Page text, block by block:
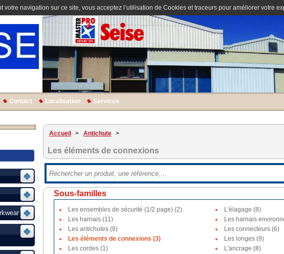
votre navigation sur ce site, vous acceptez l’utilisation de Cookies et traceurs pour améliorer votre
Contact Localisation Services
Accueil > Antichute >
Les éléments de connexions
Sous-familles
Les ensembles de sécurité (1/2 page) (2)
L'élagage (8)
Les harnais (11)
Les harnais
Les antichutes (8)
Les connecteurs (6)
Les éléments de connexions (3)
Les longes (9)
Les cordes (1)
L'ancrage (8)